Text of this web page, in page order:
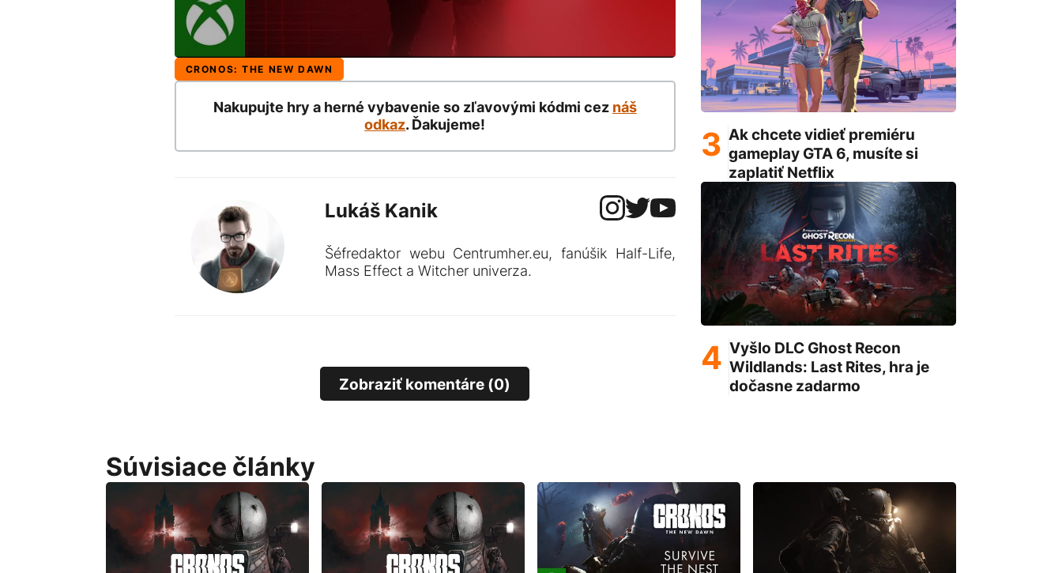
CRONOS: THE NEW DAWN
Nakupujte hry a herné vybavenie so zľavovými kódmi cez náš
odkaz. Ďakujeme!
Lukáš Kanik
Šéfredaktor webu Centrumher.eu, fanúšik Half-Life,
Mass Effect a Witcher univerza.
Zobraziť komentáre (0)
Súvisiace články
Ak chcete vidieť premiéru
gameplay GTA 6, musíte si
zaplatiť Netflix
Vyšlo DLC Ghost Recon
Wildlands: Last Rites, hra je
dočasne zadarmo